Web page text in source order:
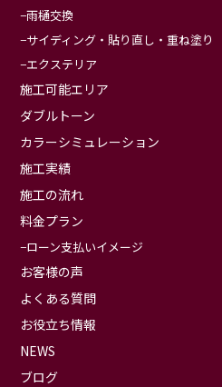
雨樋交換
サイディング・貼り直し・重ね塗り
エクステリア
施工可能エリア
ダブルトーン
カラーシミュレーション
施工実績
施工の流れ
料金プラン
ローン支払いイメージ
お客様の声
よくある質問
お役立ち情報
NEWS
ブログ